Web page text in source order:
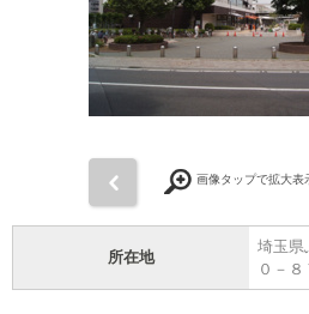
画像タップで拡大表
所在地
埼玉県
０－８